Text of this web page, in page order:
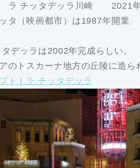
ラ チッタデッラ川崎 2021年
タ（映画都市）は1987年開業
デッラは2002年完成らしい。
のトスカーナ地方の丘陵に造
ト | ラ チッタデッラ